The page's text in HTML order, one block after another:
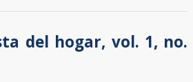
del hogar, vol. 1, no.